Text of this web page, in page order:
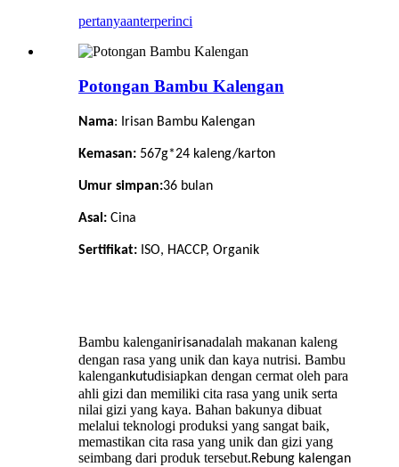
pertanyaanterperinci
Potongan Bambu Kalengan
Nama: Irisan Bambu Kalengan
Kemasan: 567g*24 kaleng/karton
Umur simpan:36 bulan
Asal: Cina
Sertifikat: ISO, HACCP, Organik
Bambu kalenganirisanadalah makanan kaleng
dengan rasa yang unik dan kaya nutrisi. Bambu
kalengankutudisiapkan dengan cermat oleh para
ahli gizi dan memiliki cita rasa yang unik serta
nilai gizi yang kaya. Bahan bakunya dibuat
melalui teknologi produksi yang sangat baik,
memastikan cita rasa yang unik dan gizi yang
seimbang dari produk tersebut.Rebung kalengan